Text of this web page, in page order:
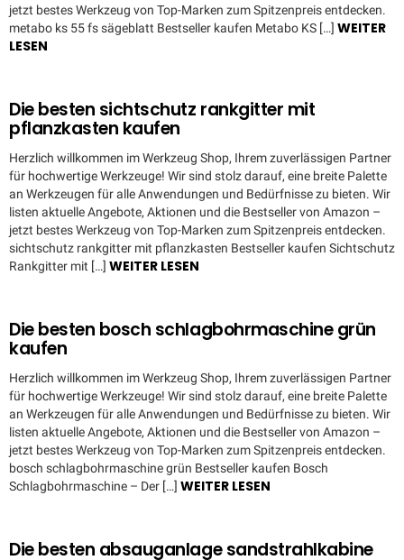
jetzt bestes Werkzeug von Top-Marken zum Spitzenpreis entdecken.
metabo ks 55 fs sägeblatt Bestseller kaufen Metabo KS […] WEITER
LESEN
Die besten sichtschutz rankgitter mit
pflanzkasten kaufen
Herzlich willkommen im Werkzeug Shop, Ihrem zuverlässigen Partner
für hochwertige Werkzeuge! Wir sind stolz darauf, eine breite Palette
an Werkzeugen für alle Anwendungen und Bedürfnisse zu bieten. Wir
listen aktuelle Angebote, Aktionen und die Bestseller von Amazon –
jetzt bestes Werkzeug von Top-Marken zum Spitzenpreis entdecken.
sichtschutz rankgitter mit pflanzkasten Bestseller kaufen Sichtschutz
Rankgitter mit […] WEITER LESEN
Die besten bosch schlagbohrmaschine grün
kaufen
Herzlich willkommen im Werkzeug Shop, Ihrem zuverlässigen Partner
für hochwertige Werkzeuge! Wir sind stolz darauf, eine breite Palette
an Werkzeugen für alle Anwendungen und Bedürfnisse zu bieten. Wir
listen aktuelle Angebote, Aktionen und die Bestseller von Amazon –
jetzt bestes Werkzeug von Top-Marken zum Spitzenpreis entdecken.
bosch schlagbohrmaschine grün Bestseller kaufen Bosch
Schlagbohrmaschine – Der […] WEITER LESEN
Die besten absauganlage sandstrahlkabine